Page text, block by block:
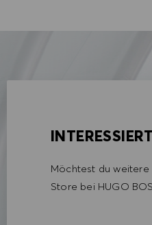
Möchtest du weitere
Store bei HUGO